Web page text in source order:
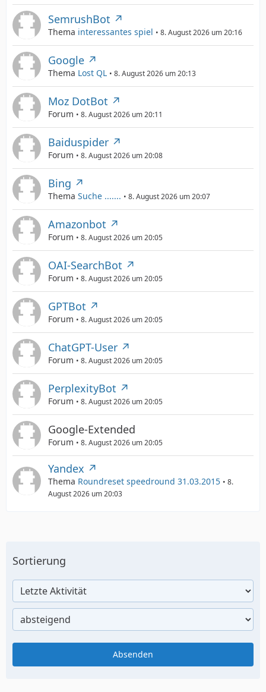
SemrushBot
Thema interessantes spiel 8. August 2026 um 20:16
Google
Thema Lost QL 8. August 2026 um 20:13
Moz DotBot
Forum 8. August 2026 um 20:11
Baiduspider
Forum 8. August 2026 um 20:08
Bing
Thema Suche ....... 8. August 2026 um 20:07
Amazonbot
Forum 8. August 2026 um 20:05
OAI-SearchBot
Forum 8. August 2026 um 20:05
GPTBot
Forum 8. August 2026 um 20:05
ChatGPT-User
Forum 8. August 2026 um 20:05
PerplexityBot
Forum 8. August 2026 um 20:05
Google-Extended
Forum 8. August 2026 um 20:05
Yandex
Thema Roundreset speedround 31.03.2015
8.
August 2026 um 20:03
Sortierung